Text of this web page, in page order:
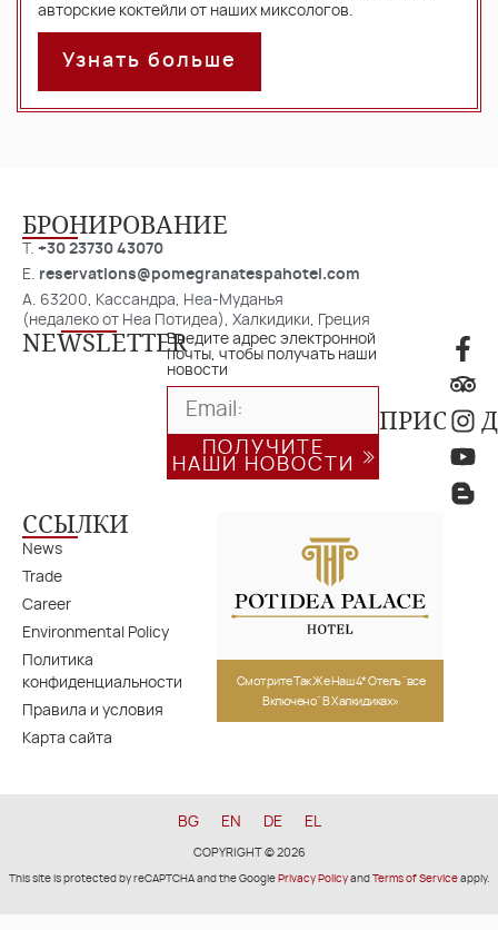
авторские коктейли от наших миксологов.
Узнать больше
БРОНИРОВАНИЕ
T. +30 23730 43070
E. reservations@pomegranatespahotel.com
A. 63200, Кассандра, Неа-Муданья
(недалеко от Неа Потидеа), Халкидики, Греция
ССЫЛКИ
News
Trade
Career
Environmental Policy
Политика
конфиденциальности
Правила и условия
Карта сайта
NEWSLETTERВведите адрес электронной
почты, чтобы получать наши
новости
ПОЛУЧИТЕ
НАШИ НОВОСТИ
Смотрите Так Же Наш 4* Отель "все
Включено" В Халкидиках»
BG EN DE EL
COPYRIGHT © 2026
This site is protected by reCAPTCHA and the Google Privacy Policyand Terms of Serviceapply.